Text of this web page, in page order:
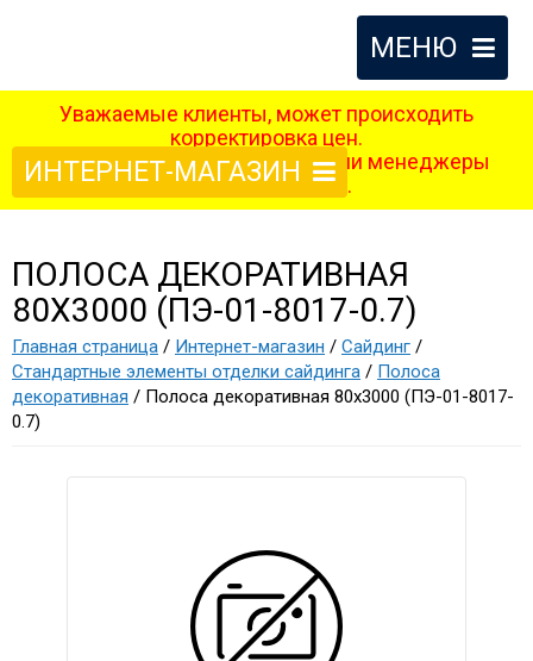
МЕНЮ
Уважаемые клиенты, может происходить
корректировка цен.
После оформления заказа наши менеджеры
свяжутся с вами.
ИНТЕРНЕТ-МАГАЗИН
ПОЛОСА ДЕКОРАТИВНАЯ
80Х3000 (ПЭ-01-8017-0.7)
Главная страница / Интернет-магазин / Сайдинг /
Стандартные элементы отделки сайдинга / Полоса
декоративная / Полоса декоративная 80х3000 (ПЭ-01-8017-
0.7)